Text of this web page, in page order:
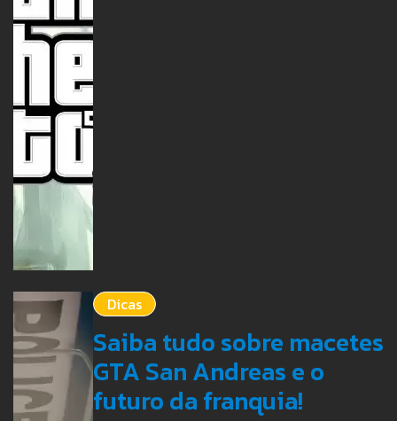
Dicas
Saiba tudo sobre macetes
GTA San Andreas e o
futuro da franquia!